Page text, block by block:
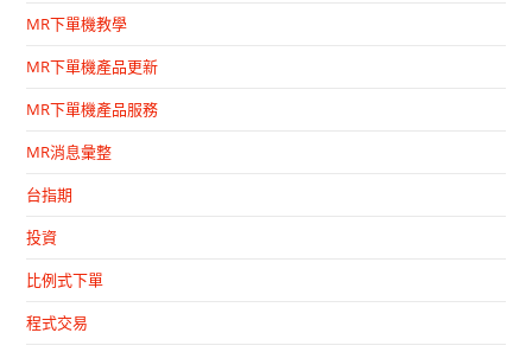
MR下單機教學
MR下單機產品更新
MR下單機產品服務
MR消息彙整
台指期
投資
比例式下單
程式交易